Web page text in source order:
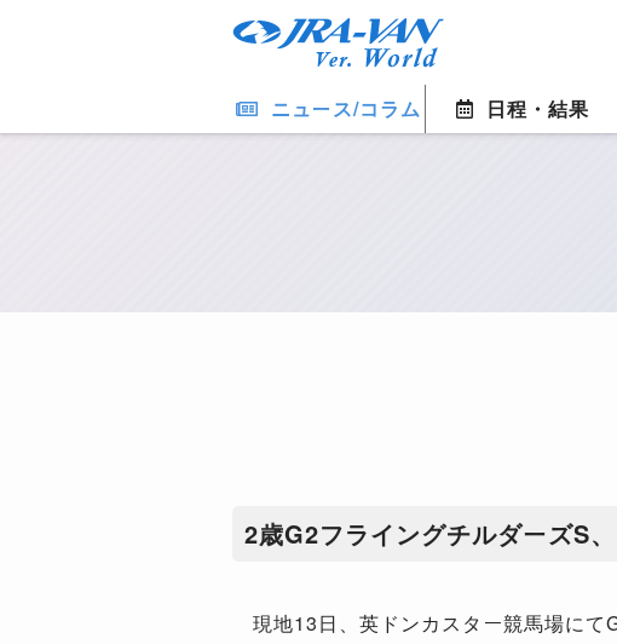
ニュース/コラム 日程・結果
​2歳G2フライングチルダーズS
現地13日、英ドンカスター競馬場にて